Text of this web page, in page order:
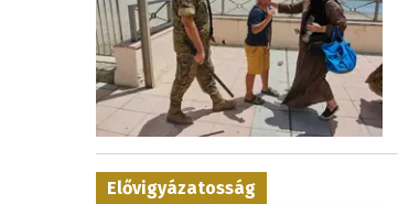
Elővigyázatosság